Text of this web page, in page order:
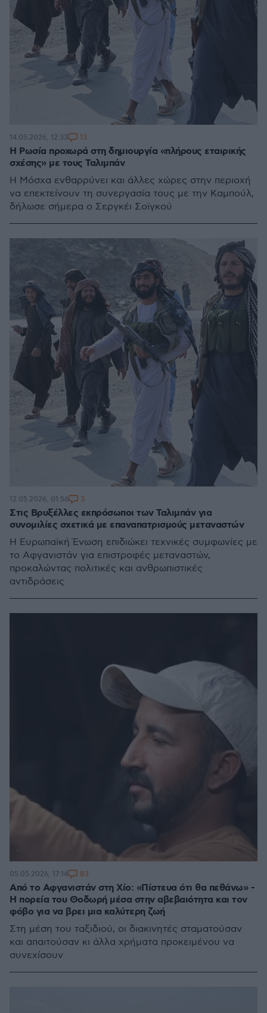
Η Ρωσία προχωρά στη δημιουργία «πλήρους εταιρικής
σχέσης» με τους Ταλιμπάν
Η Μόσχα ενθαρρύνει και άλλες χώρες στην περιοχή
να επεκτείνουν τη συνεργασία τους με την Καμπούλ,
δήλωσε σήμερα ο Σεργκέι Σοϊγκού
14.05.2026, 12:33 13
Στις Βρυξέλλες εκπρόσωποι των Ταλιμπάν για
συνομιλίες σχετικά με επαναπατρισμούς μεταναστών
Η Ευρωπαϊκή Ένωση επιδιώκει τεχνικές συμφωνίες με
το Αφγανιστάν για επιστροφές μεταναστών,
προκαλώντας πολιτικές και ανθρωπιστικές
αντιδράσεις
12.05.2026, 01:56 3
Από το Αφγανιστάν στη Χίο: «Πίστευα ότι θα πεθάνω» -
Η πορεία του Θοδωρή μέσα στην αβεβαιότητα και τον
φόβο για να βρει μια καλύτερη ζωή
Στη μέση του ταξιδιού, οι διακινητές σταματούσαν
και απαιτούσαν κι άλλα χρήματα προκειμένου να
συνεχίσουν
05.05.2026, 17:14 83